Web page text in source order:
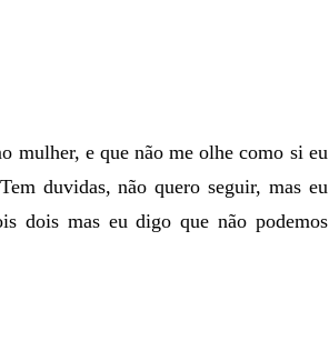
mulher, e que não me olhe como si eu
duvidas, não quero seguir, mas eu
dois mas eu digo que não podemos